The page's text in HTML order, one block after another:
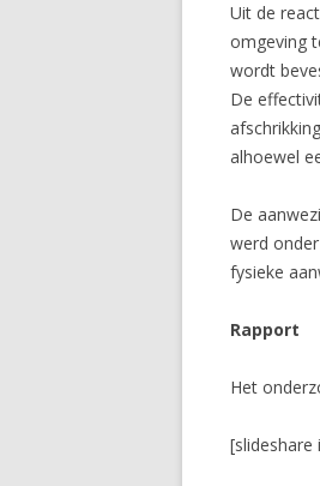
Uit de
omgeving
wordt
De
alhoewel
De
werd
fysieke
Rapport
Het
[slideshare